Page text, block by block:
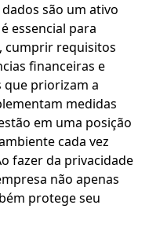
são um ativo
essencial para
cumprir requisitos
financeiras e
que priorizam a
medidas
em uma posição
cada vez
fazer da privacidade
não apenas
protege seu